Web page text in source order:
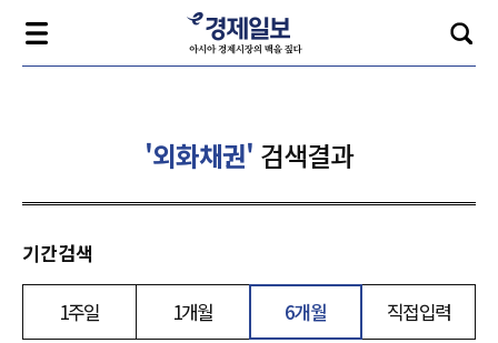
'외화채권' 검색결과
기간검색
1주일 1개월 6개월 직접입력